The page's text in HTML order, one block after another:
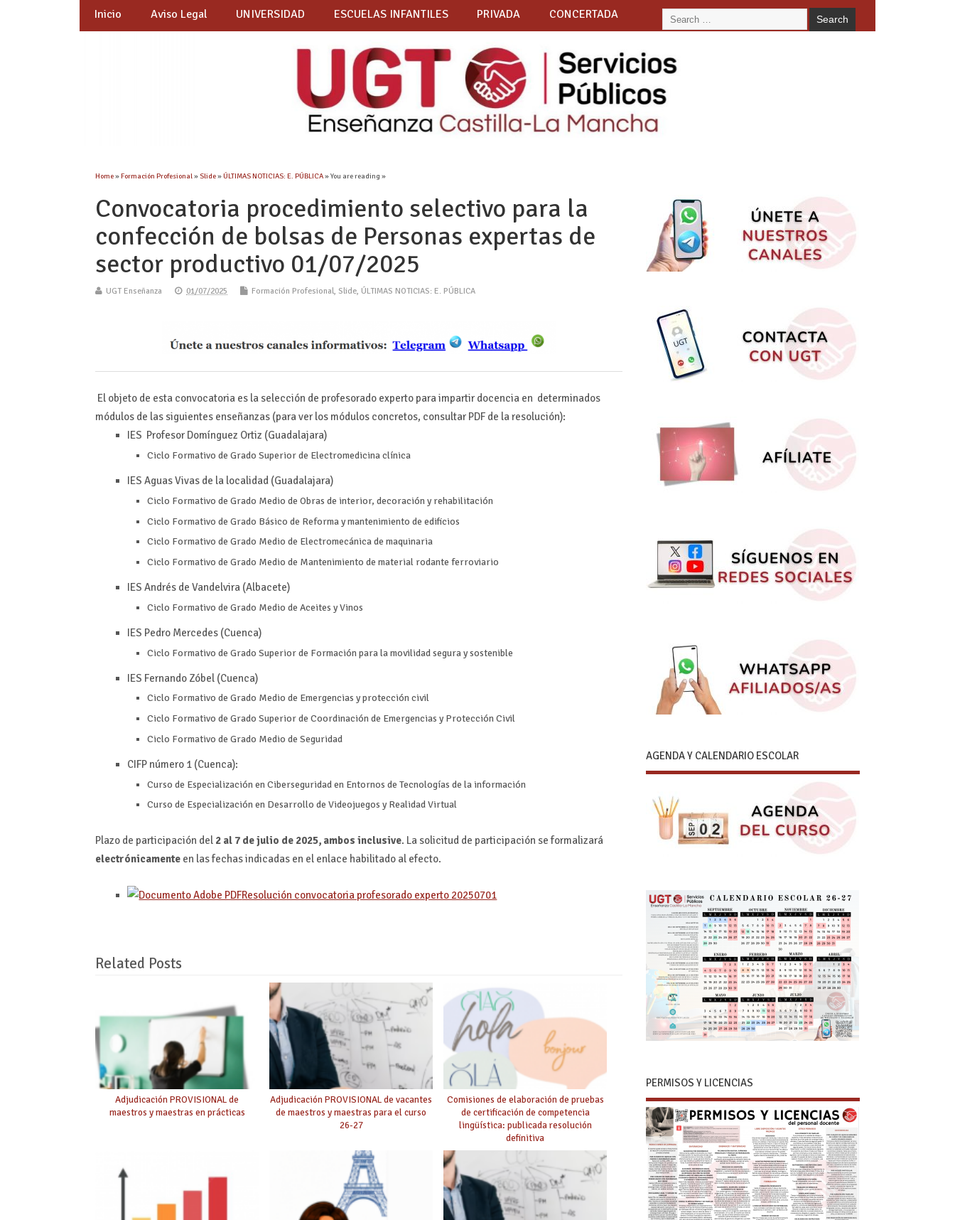
Inicio Aviso Legal UNIVERSIDAD ESCUELAS INFANTILES PRIVADA CONCERTADA
Home»Formación Profesional»Slide»ÚLTIMAS NOTICIAS: E. PÚBLICA» You are reading »
Convocatoria procedimiento selectivo para la
confección de bolsas de Personas expertas de
sector productivo 01/07/2025
UGT Enseñanza 01/07/2025 Formación Profesional, Slide, ÚLTIMAS NOTICIAS: E. PÚBLICA
El objeto de esta convocatoria es la selección de profesorado experto para impartir docencia en determinados
módulos de las siguientes enseñanzas (para ver los módulos concretos, consultar PDF de la resolución):
IES Profesor Domínguez Ortiz (Guadalajara)
Ciclo Formativo de Grado Superior de Electromedicina clínica
IES Aguas Vivas de la localidad (Guadalajara)
Ciclo Formativo de Grado Medio de Obras de interior, decoración y rehabilitación
Ciclo Formativo de Grado Básico de Reforma y mantenimiento de edificios
Ciclo Formativo de Grado Medio de Electromecánica de maquinaria
Ciclo Formativo de Grado Medio de Mantenimiento de material rodante ferroviario
IES Andrés de Vandelvira (Albacete)
Ciclo Formativo de Grado Medio de Aceites y Vinos
IES Pedro Mercedes (Cuenca)
Ciclo Formativo de Grado Superior de Formación para la movilidad segura y sostenible
IES Fernando Zóbel (Cuenca)
Ciclo Formativo de Grado Medio de Emergencias y protección civil
Ciclo Formativo de Grado Superior de Coordinación de Emergencias y Protección Civil
Ciclo Formativo de Grado Medio de Seguridad
CIFP número 1 (Cuenca):
Curso de Especialización en Ciberseguridad en Entornos de Tecnologías de la información
Curso de Especialización en Desarrollo de Videojuegos y Realidad Virtual
Plazo de participación del 2 al 7 de julio de 2025, ambos inclusive. La solicitud de participación se formalizará
electrónicamente en las fechas indicadas en el enlace habilitado al efecto.
Resolución convocatoria profesorado experto 20250701
Related Posts
Adjudicación PROVISIONAL de
maestros y maestras en prácticas
Adjudicación PROVISIONAL de vacantes
de maestros y maestras para el curso
26-27
Comisiones de elaboración de pruebas
de certificación de competencia
lingüística: publicada resolución
definitiva
AGENDA Y CALENDARIO ESCOLAR
PERMISOS Y LICENCIAS